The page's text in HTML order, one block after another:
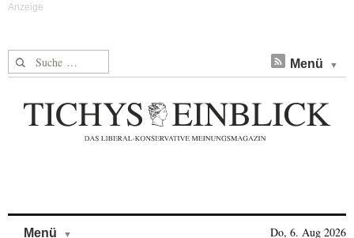
Suche nach: Menü
Menü Do, 6. Aug 2026